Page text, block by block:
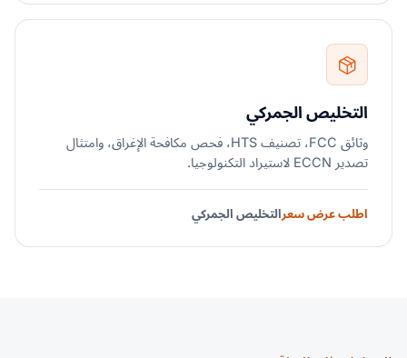
التخليص الجمركي
وثائق FCC، تصنيف HTS، فحص مكافحة الإغراق، وامتثال
تصدير ECCN لاستيراد التكنولوجيا.
اطلب عرض سعرالتخليص الجمركي